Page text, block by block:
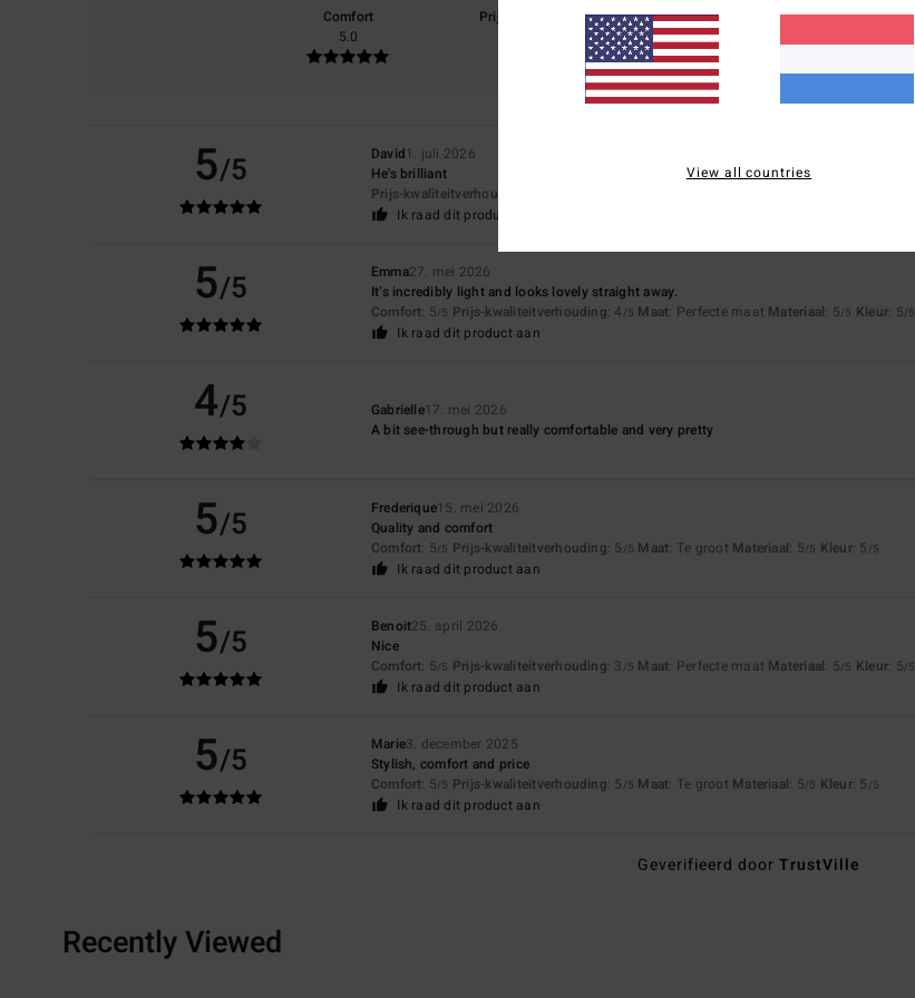
Comfort
5.0
Prijs-kwaliteitverhouding
Maat
5/5 David1. juli 2026
He's brilliant
Prijs-kwaliteitverhouding
Ik raad dit product aan
5/5 Emma27. mei 2026
It’s incredibly light and looks lovely straight away.
Comfort: 5/5 Prijs-kwaliteitverhouding: 4 /5 Maat: Perfecte maat Materiaal: 5/5 Kleur: 5/5
Ik raad dit product aan
4/5 Gabrielle17. mei 2026
A bit see-through but really comfortable and very pretty
5/5 Frederique15. mei 2026
Quality and comfort
Comfort: 5/5 Prijs-kwaliteitverhouding: 5 /5 Maat: Te groot Materiaal: 5/5 Kleur: 5 /5
Ik raad dit product aan
5/5 Benoit25. april 2026
Nice
Comfort: 5/5 Prijs-kwaliteitverhouding: 3 /5 Maat: Perfecte maat Materiaal: 5/5 Kleur: 5/5
Ik raad dit product aan
5/5 Marie3. december 2025
Stylish, comfort and price
Comfort: 5/5 Prijs-kwaliteitverhouding: 5 /5 Maat: Te groot Materiaal: 5/5 Kleur: 5 /5
Ik raad dit product aan
Geverifieerd door TrustVille
Recently Viewed
View all countries